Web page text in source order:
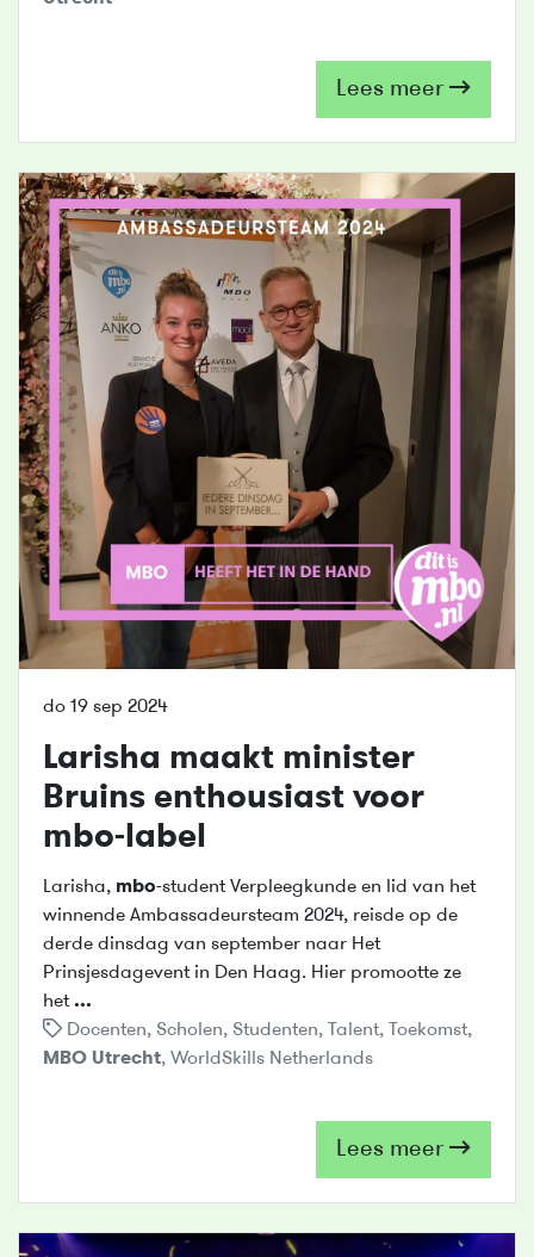
Lees meer
do 19 sep 2024
Larisha maakt minister
Bruins enthousiast voor
mbo-label
Larisha, mbo-student Verpleegkunde en lid van het
winnende Ambassadeursteam 2024, reisde op de
derde dinsdag van september naar Het
Prinsjesdagevent in Den Haag. Hier promootte ze
het...
Docenten, Scholen, Studenten, Talent, Toekomst,
MBO Utrecht, WorldSkills Netherlands
Lees meer